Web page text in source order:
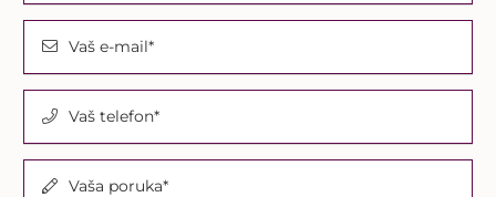
Vaš e-mail*
Vaš telefon*
Vaša poruka*